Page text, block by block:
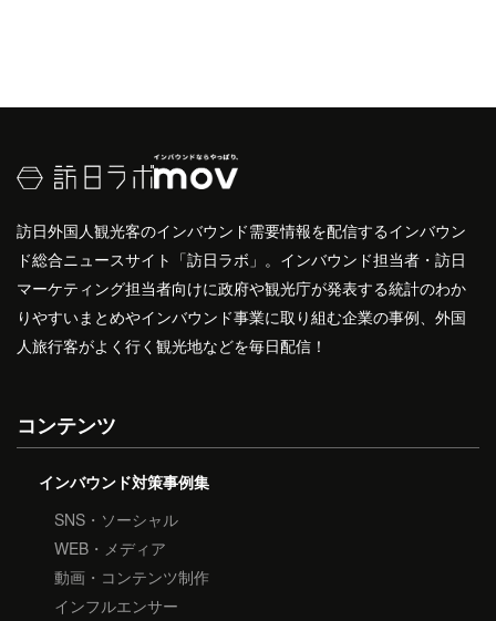
訪日外国人観光客のインバウンド需要情報を配信するインバウン
ド総合ニュースサイト「訪日ラボ」。インバウンド担当者・訪日
マーケティング担当者向けに政府や観光庁が発表する統計のわか
りやすいまとめやインバウンド事業に取り組む企業の事例、外国
人旅行客がよく行く観光地などを毎日配信！
コンテンツ
インバウンド対策事例集
SNS・ソーシャル
WEB・メディア
動画・コンテンツ制作
インフルエンサー